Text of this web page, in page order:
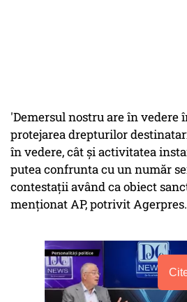
'Demersul nostru are în vedere
protejarea drepturilor
în vedere, cât şi activitatea
putea confrunta cu un număr
contestaţii având ca obiect
menţionat AP, potrivit Agerpres.